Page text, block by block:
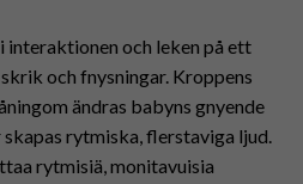
interaktionen och leken på ett
och fnysningar. Kroppens
ändras babyns gnyende
rytmiska, flerstaviga ljud.
rytmisiä, monitavuisia